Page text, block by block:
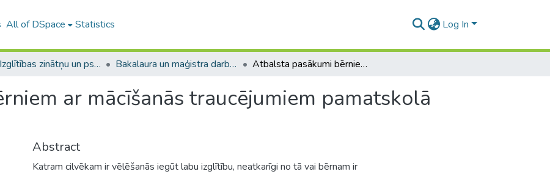
All of DSpace Statistics Log In
A -- Izglītības zinātņu un psiholoģijas fakultāte / Faculty of Education Sciences and Psychology Bakalaura un maģistra darbi (PPMF) / Bachelor's and Master's theses Atbalsta pasākumi bērniem ar mācīšanās traucējumiem pamatskolā (6.klase)
ar mācīšanās traucējumiem pamatskolā
Abstract
Katram cilvēkam ir vēlēšanās iegūt labu izglītību, neatkarīgi no tā vai bērnam ir